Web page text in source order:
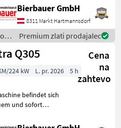
und kann nach
Vereinbarung
Ort besichtigt
we
Bierbauer GmbH
8311 Markt Hartmannsdorf
/
Premium zlati prodajalec
Q305
Cena
na
zahtevo
224 kW L. pr. 2026 5 h
befindet sich
und sofort
nach